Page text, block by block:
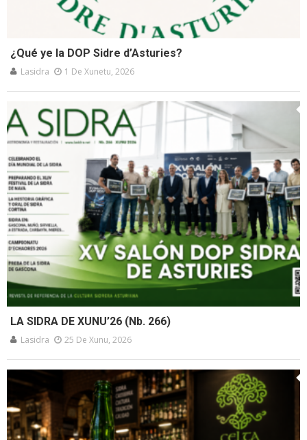
¿Qué ye la DOP Sidre d’Asturies?
Lasidra 1 De Xunetu, 2026
LA SIDRA DE XUNU’26 (Nb. 266)
Lasidra 25 De Xunu, 2026